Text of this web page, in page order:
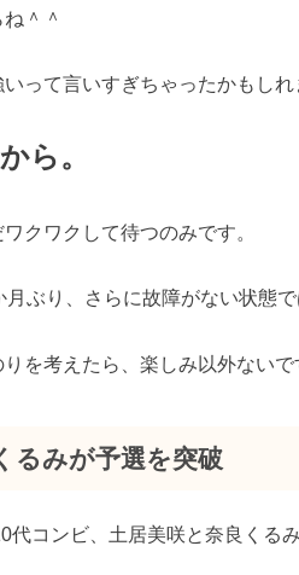
＾＾
って言いすぎちゃったかもしれ
ら。
クワクして待つのみです。
ぶり、さらに故障がない状態
を考えたら、楽しみ以外ないで
るみが予選を突破
代コンビ、土居美咲と奈良くる